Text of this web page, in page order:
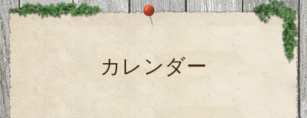
カレンダー